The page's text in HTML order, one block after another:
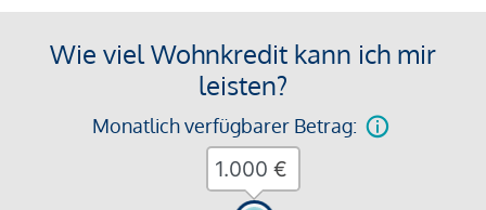
Wie viel Wohnkredit kann ich mir
leisten?
Monatlich verfügbarer Betrag:
€